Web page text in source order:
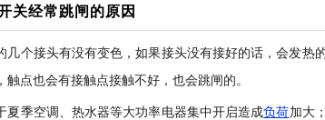
关经常跳闸的原因
几个接头有没有变色，如果接头没有接好的话，会发热
触点也会有接触点接触不好，也会跳闸的。
夏季空调、热水器等大功率电器集中开启造成负荷加大